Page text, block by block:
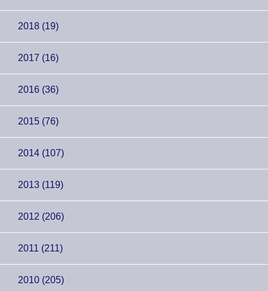
2018 (19)
2017 (16)
2016 (36)
2015 (76)
2014 (107)
2013 (119)
2012 (206)
2011 (211)
2010 (205)